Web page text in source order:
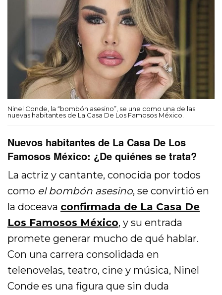
Ninel Conde, la “bombón asesino”, se une como una de las
nuevas habitantes de La Casa De Los Famosos México.
Nuevos habitantes de La Casa De Los
Famosos México: ¿De quiénes se trata?
La actriz y cantante, conocida por todos
como el bombón asesino, se convirtió en
la doceava confirmada de La Casa De
Los Famosos México, y su entrada
promete generar mucho de qué hablar.
Con una carrera consolidada en
telenovelas, teatro, cine y música, Ninel
Conde es una figura que sin duda